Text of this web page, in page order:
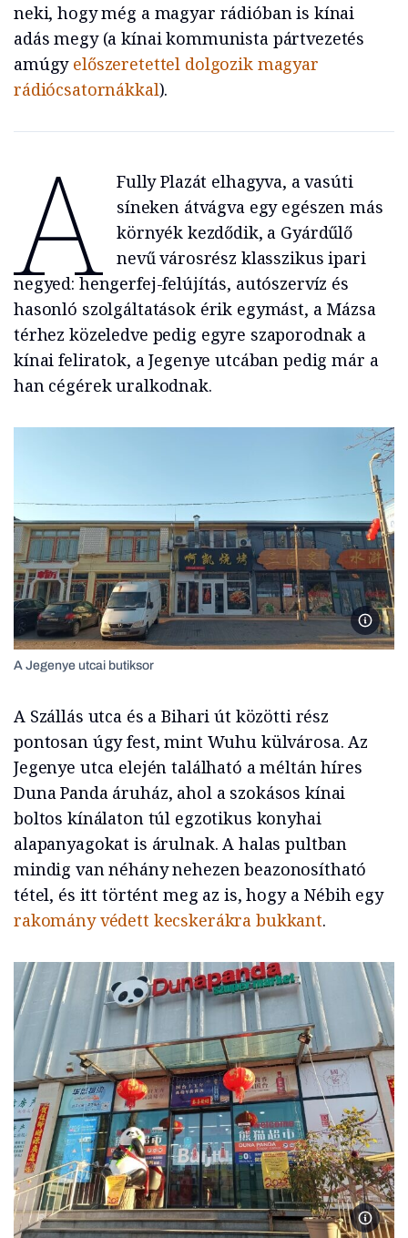
neki, hogy még a magyar rádióban is kínai
adás megy (a kínai kommunista pártvezetés
amúgy előszeretettel dolgozik magyar
rádiócsatornákkal).
A
Fully Plazát elhagyva, a vasúti
síneken átvágva egy egészen más
környék kezdődik, a Gyárdűlő
nevű városrész klasszikus ipari
negyed: hengerfej-felújítás, autószervíz és
hasonló szolgáltatások érik egymást, a Mázsa
térhez közeledve pedig egyre szaporodnak a
kínai feliratok, a Jegenye utcában pedig már a
han cégérek uralkodnak.
A
A Jegenye utcai butiksor
A Szállás utca és a Bihari út közötti rész
pontosan úgy fest, mint Wuhu külvárosa. Az
Jegenye utca elején található a méltán híres
Duna Panda áruház, ahol a szokásos kínai
boltos kínálaton túl egzotikus konyhai
alapanyagokat is árulnak. A halas pultban
mindig van néhány nehezen beazonosítható
tétel, és itt történt meg az is, hogy a Nébih egy
rakomány védett kecskerákra bukkant.
A